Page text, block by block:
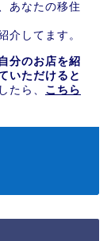
あなたの移住
介してます。
自分のお店を紹
いただけると
たら、 こちら